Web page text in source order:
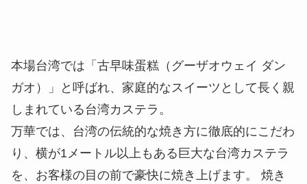
本場台湾では「古早味蛋糕（グーザオウェイ ダン
ガオ）」と呼ばれ、家庭的なスイーツとして長く親
しまれている台湾カステラ。
万華では、台湾の伝統的な焼き方に徹底的にこだわ
り、横が1メートル以上もある巨大な台湾カステラ
を、お客様の目の前で豪快に焼き上げます。 焼き